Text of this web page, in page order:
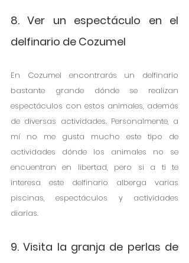
8. Ver un espectáculo en el
delfinario de Cozumel
En Cozumel encontrarás un delfinario
bastante grande dónde se realizan
espectáculos con estos animales, además
de diversas actividades. Personalmente, a
mí no me gusta mucho este tipo de
actividades dónde los animales no se
encuentran en libertad, pero si a ti te
interesa este delfinario alberga varias
piscinas, espectáculos y actividades
diarias.
9. Visita la granja de perlas de